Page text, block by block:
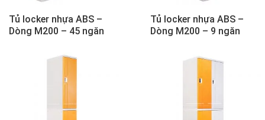
Tủ locker nhựa ABS –
Dòng M200 – 45 ngăn
Tủ locker nhựa ABS –
Dòng M200 – 9 ngăn